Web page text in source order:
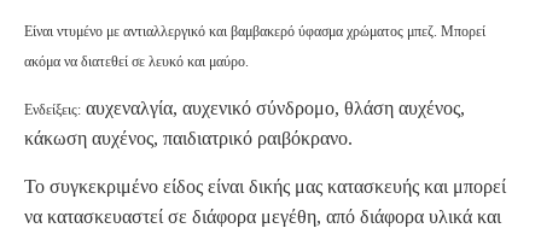
Είναι ντυμένο με αντιαλλεργικό και βαμβακερό ύφασμα χρώματος μπεζ. Μπορεί
ακόμα να διατεθεί σε λευκό και μαύρο.
Ενδείξεις: αυχεναλγία, αυχενικό σύνδρομο, θλάση αυχένος,
κάκωση αυχένος, παιδιατρικό ραιβόκρανο.
Το συγκεκριμένο είδος είναι δικής μας κατασκευής και μπορεί
να κατασκευαστεί σε διάφορα μεγέθη, από διάφορα υλικά και